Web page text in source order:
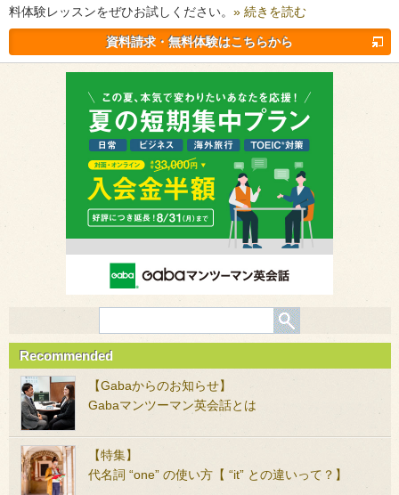
料体験レッスンをぜひお試しください。 » 続きを読む
資料請求・無料体験はこちらから
Recommended
【Gabaからのお知らせ】
Gabaマンツーマン英会話とは
【特集】
代名詞 “one” の使い方【 “it” との違いって？】